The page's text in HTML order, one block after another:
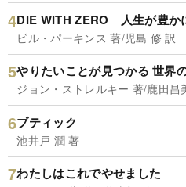
DIE WITH ZERO 人生が豊か
ビル・パーキンス 著/児島 修 訳
やりたいことが見つかる 世界
ジョン・ストレルキー 著/鹿田昌
ブティック
池井戸 潤 著
わたしはこれでやせました